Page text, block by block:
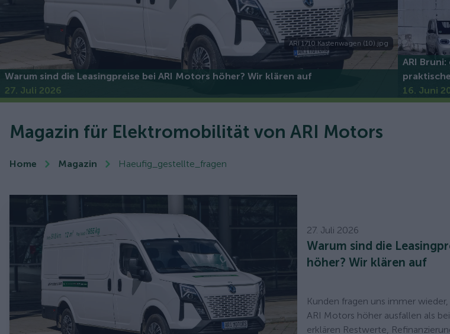
ARI 1710 Kastenwagen (10).jpg
Warum sind die Leasingpreise bei ARI Motors höher? Wir klären auf
27. Juli 2026
ARI
16. Juni
Magazin für Elektromobilität von ARI Motors
Home Magazin Haeufig_gestellte_fragen
27. Juli 2026
Warum sind die
höher? Wir klären auf
Kunden fragen uns immer
ARI Motors höher ausfallen als
erklären Restwerte,